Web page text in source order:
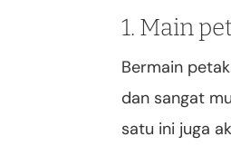
1. Main
Bermain
dan sangat
satu ini juga